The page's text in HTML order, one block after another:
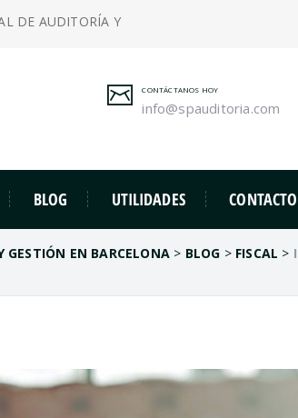
DE AUDITORÍA Y
CONTÁCTANOS HOY
info@spauditoria.com
BLOG UTILIDADES CONTACTO
GESTIÓN EN BARCELONA > BLOG > FISCAL >